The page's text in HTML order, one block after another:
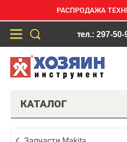
РАСПРОДАЖА
тел.: 297-50-
КАТАЛОГ